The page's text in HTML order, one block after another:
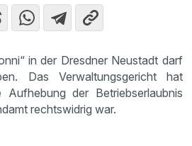
in der Dresdner Neustadt darf
Das Verwaltungsgericht hat
der Betriebserlaubnis
rechtswidrig war.